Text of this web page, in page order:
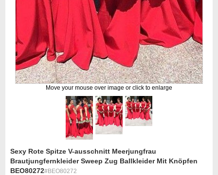
Sexy Rote Spitze V-ausschnitt Meerjungfrau
Brautjungfernkleider Sweep Zug Ballkleider Mit Knöpfen
BEO80272#BEO80272
Move your mouse over image or click to enlarge